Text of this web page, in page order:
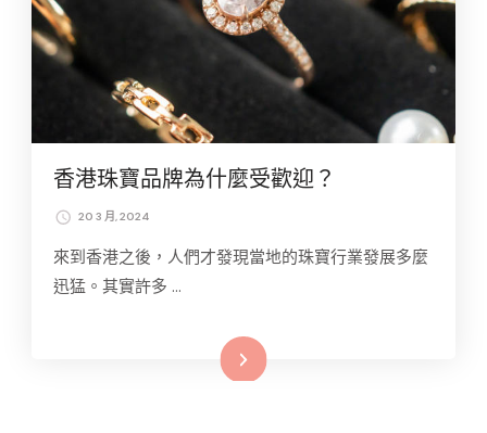
香港珠寶品牌為什麼受歡迎？
20 3 月, 2024
來到香港之後，人們才發現當地的珠寶行業發展多麼
迅猛。其實許多 …
Read More